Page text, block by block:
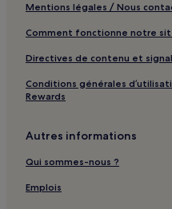
Mentions légales / Nous
Comment fonctionne notre
Directives de contenu et
Conditions générales
Rewards
Autres informations
Qui sommes-nous ?
Emplois